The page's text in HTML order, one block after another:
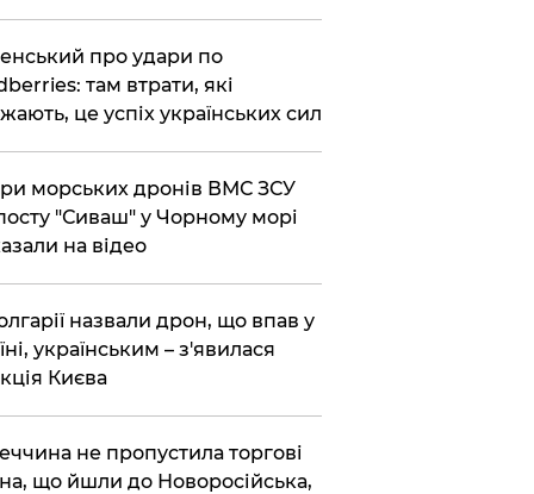
про удари по
там втрати, які
це успіх українських сил
морських дронів ВМС ЗСУ
"Сиваш" у Чорному морі
на відео
назвали дрон, що впав у
українським – з'явилася
Києва
не пропустила торгові
що йшли до Новоросійська,